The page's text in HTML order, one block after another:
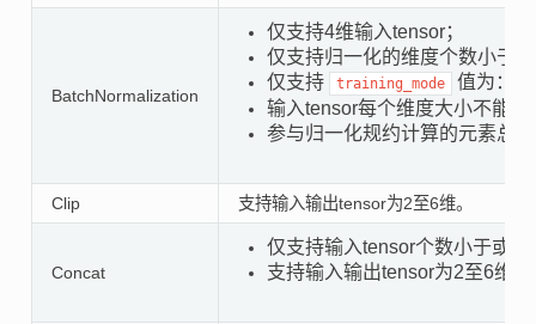
BatchNormalization
仅支持4维输入tensor；
仅支持归一化的维度个数小于
仅支持
training_mode
值为：0
输入tensor每个维度大小不能超
参与归一化规约计算的元素总
Clip 支持输入输出tensor为2至6维。
Concat
仅支持输入tensor个数小于或等
支持输入输出tensor为2至6维；